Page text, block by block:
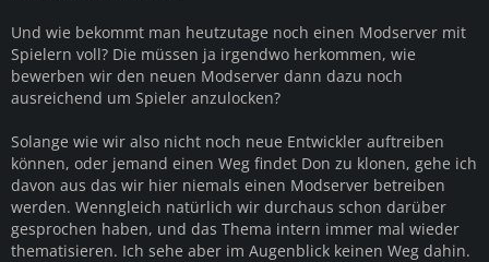
Und wie bekommt man heutzutage noch einen Modserver mit
Spielern voll? Die müssen ja irgendwo herkommen, wie
bewerben wir den neuen Modserver dann dazu noch
ausreichend um Spieler anzulocken?
Solange wie wir also nicht noch neue Entwickler auftreiben
können, oder jemand einen Weg findet Don zu klonen, gehe ich
davon aus das wir hier niemals einen Modserver betreiben
werden. Wenngleich natürlich wir durchaus schon darüber
gesprochen haben, und das Thema intern immer mal wieder
thematisieren. Ich sehe aber im Augenblick keinen Weg dahin.